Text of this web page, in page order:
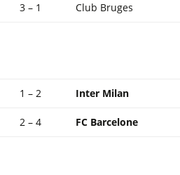
3 – 1 Club Bruges
1 – 2 Inter Milan
2 – 4 FC Barcelone